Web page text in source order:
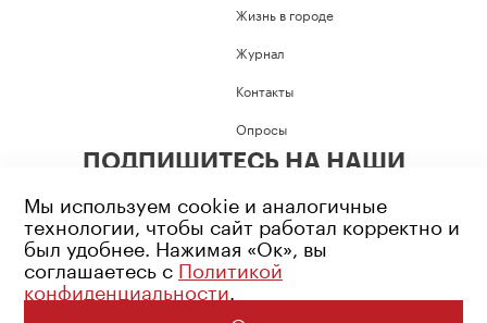
Жизнь в городе
Журнал
Контакты
Опросы
ПОДПИШИТЕСЬ НА НАШИ
Возрастное ограничение: 16+
Политика конфиденциальности
Мы используем cookie и аналогичные
технологии, чтобы сайт работал корректно и
был удобнее. Нажимая «Ок», вы
соглашаетесь с Политикой
конфиденциальности.